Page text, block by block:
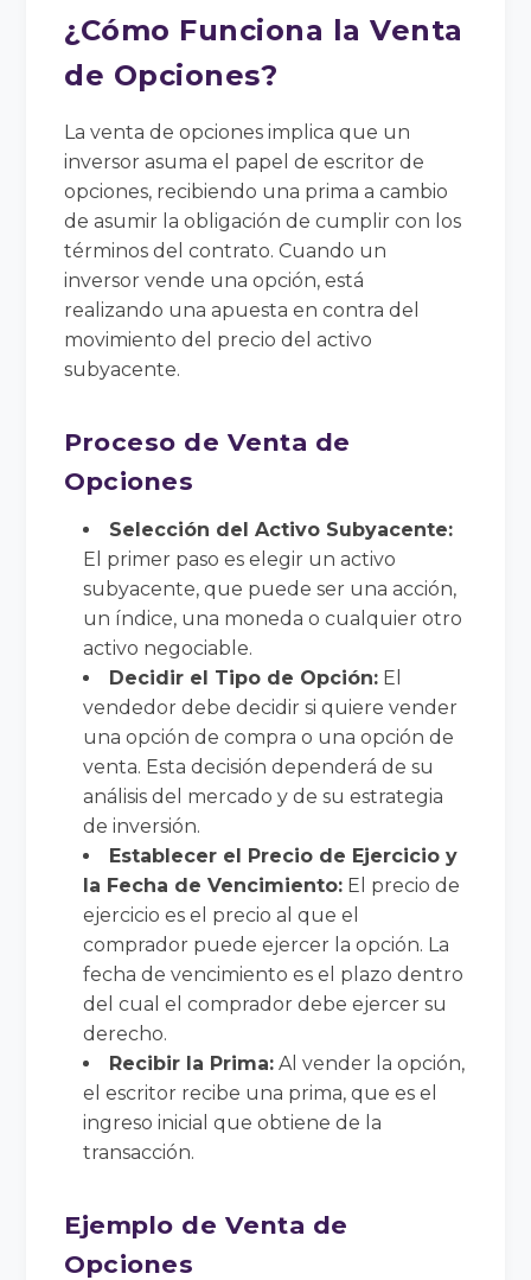
¿Cómo Funciona la Venta
de Opciones?
La venta de opciones implica que un
inversor asuma el papel de escritor de
opciones, recibiendo una prima a cambio
de asumir la obligación de cumplir con los
términos del contrato. Cuando un
inversor vende una opción, está
realizando una apuesta en contra del
movimiento del precio del activo
subyacente.
Proceso de Venta de
Opciones
Selección del Activo Subyacente:
El primer paso es elegir un activo
subyacente, que puede ser una acción,
un índice, una moneda o cualquier otro
activo negociable.
Decidir el Tipo de Opción: El
vendedor debe decidir si quiere vender
una opción de compra o una opción de
venta. Esta decisión dependerá de su
análisis del mercado y de su estrategia
de inversión.
Establecer el Precio de Ejercicio y
la Fecha de Vencimiento: El precio de
ejercicio es el precio al que el
comprador puede ejercer la opción. La
fecha de vencimiento es el plazo dentro
del cual el comprador debe ejercer su
derecho.
Recibir la Prima: Al vender la opción,
el escritor recibe una prima, que es el
ingreso inicial que obtiene de la
transacción.
Ejemplo de Venta de
Opciones